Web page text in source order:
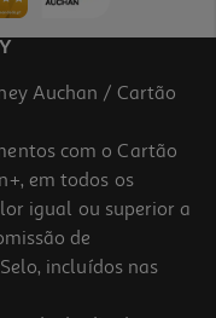
Auchan / Cartão
com o Cartão
em todos os
igual ou superior a
de
incluídos nas